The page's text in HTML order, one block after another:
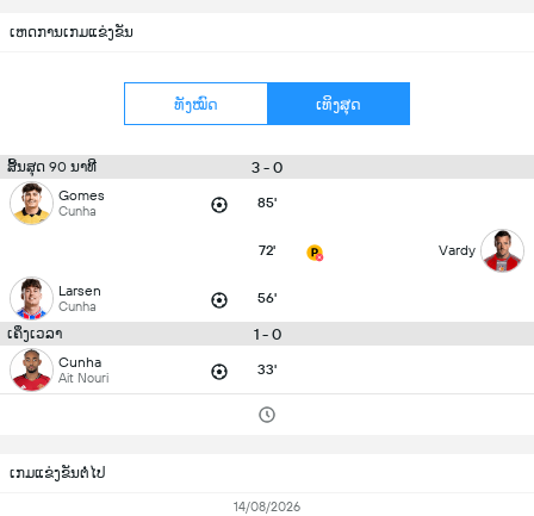
ເຫດການເກມແຂ່ງຂັນ
ທັງໝົດ ເທິງສຸດ
ສິ້ນສຸດ 90 ນາທີ 3 - 0
Gomes
Cunha 85'
72' Vardy
Larsen
Cunha 56'
ເຄິ່ງເວລາ 1 - 0
Cunha
Ait Nouri 33'
ເກມແຂ່ງຂັນຕໍ່ໄປ
14/08/2026